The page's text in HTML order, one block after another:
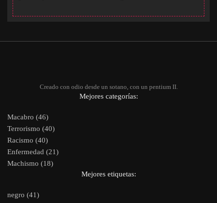
Creado con odio desde un sotano, con un pentium II.
Mejores categorías:
Macabro (46)
Terrorismo (40)
Racismo (40)
Enfermedad (21)
Machismo (18)
Mejores etiquetas:
negro (41)